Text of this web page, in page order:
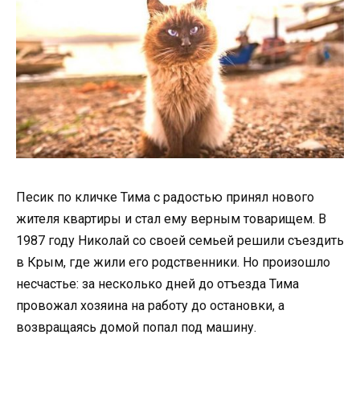
Песик по кличке Тима с радостью принял нового
жителя квартиры и стал ему верным товарищем. В
1987 году Николай со своей семьей решили съездить
в Крым, где жили его родственники. Но произошло
несчастье: за несколько дней до отъезда Тима
провожал хозяина на работу до остановки, а
возвращаясь домой попал под машину.